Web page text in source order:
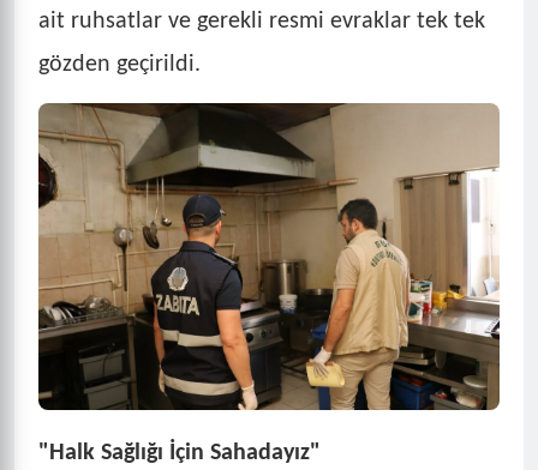
ait ruhsatlar ve gerekli resmi evraklar tek tek
gözden geçirildi.
"Halk Sağlığı İçin Sahadayız"